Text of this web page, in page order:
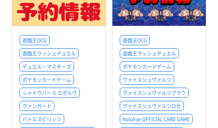
遊戯王OCG
遊戯王ラッシュデュエル
ポケモンカードゲーム
ヴァイスシュヴァルツ
ヴァイスシュヴァルツブラウ
ヴァイスシュヴァルツロゼ
hololive OFFICIAL CARD GAME
遊戯王OCG
遊戯王ラッシュデュエル
デュエル・マスターズ
ポケモンカードゲーム
シャドウバース エボルヴ
ヴァンガード
バトルスピリッツ